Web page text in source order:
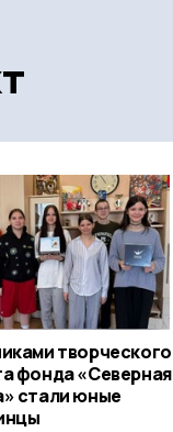
творческого
фонда «Северная
стали юные